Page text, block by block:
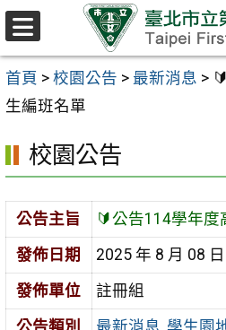
跳至主要內容區
首頁 > 校園公告 > 最新消息 >
生編班名單
校園公告
公告主旨
🔰公告114學年
發佈日期
2025 年 8 月 08 日
發佈單位
註冊組
選
單